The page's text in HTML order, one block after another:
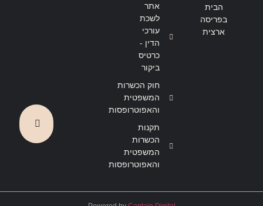
הבית
בפריסה
ארצית
אתר
לשכת
עורכי
הדין -
כרטיס
ביקור
חוק הכשרות
המשפטית
והאפוטרופסות
תקנות
הכשרות
המשפטית
והאפוטרופסות